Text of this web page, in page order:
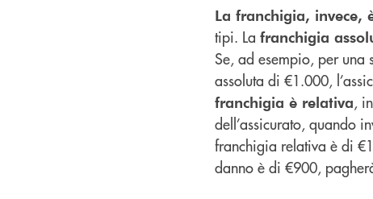
La franchigia, invece,
tipi. La franchigia
Se, ad esempio, per
assoluta di €1.000,
franchigia è relativa,
dell’assicurato, quando
franchigia relativa è di
danno è di €900,